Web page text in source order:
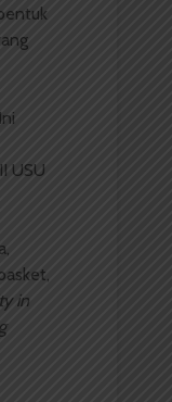
USU
in